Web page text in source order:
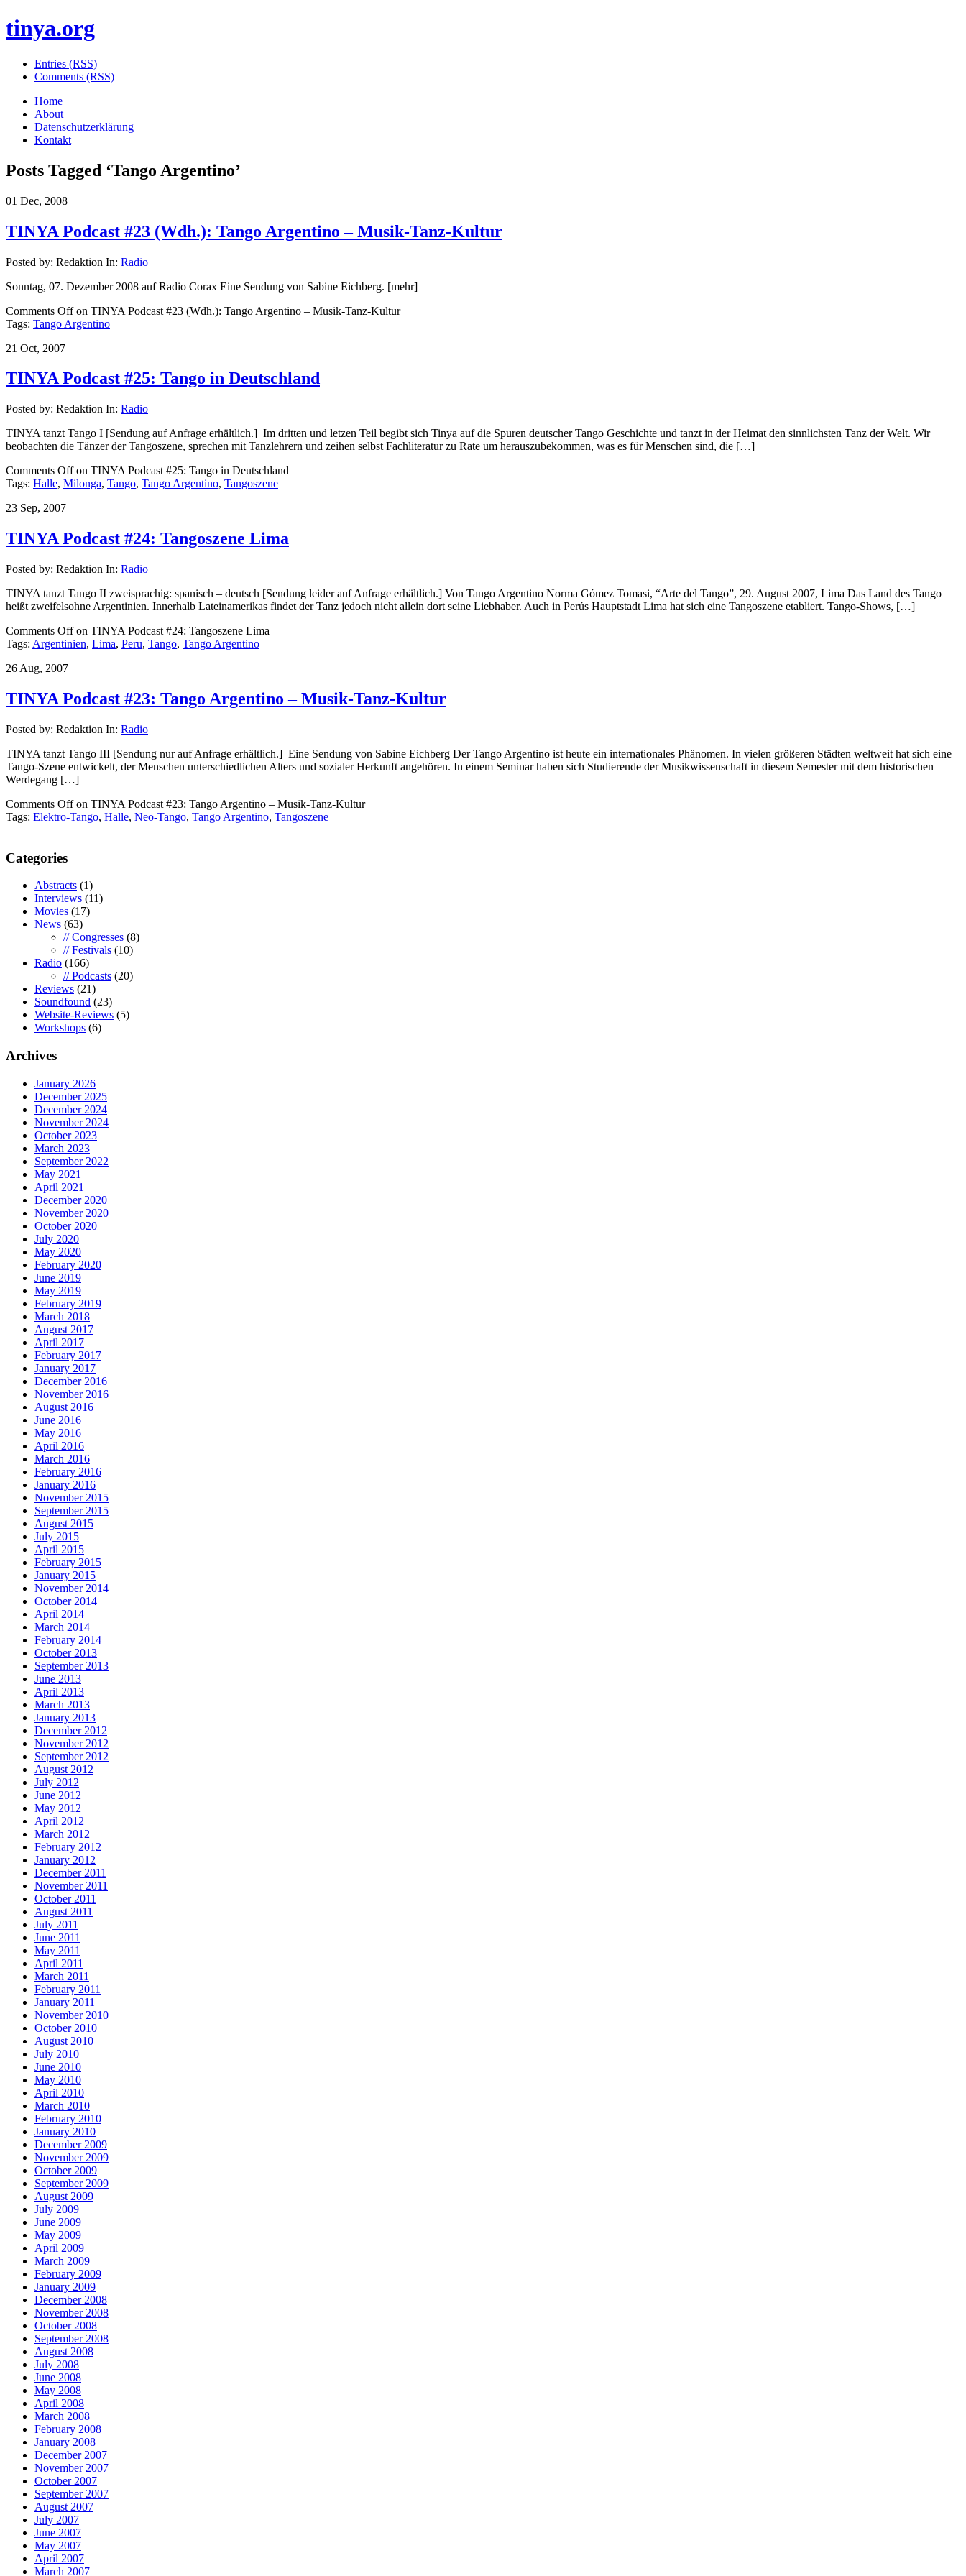
tinya.org
Entries (RSS)
Comments (RSS)
Home
About
Datenschutzerklärung
Kontakt
Posts Tagged ‘Tango Argentino’
01 Dec, 2008
TINYA Podcast #23 (Wdh.): Tango Argentino – Musik-Tanz-Kultur
Posted by: Redaktion In: Radio
Sonntag, 07. Dezember 2008 auf Radio Corax Eine Sendung von Sabine Eichberg. [mehr]
Comments Offon TINYA Podcast #23 (Wdh.): Tango Argentino – Musik-Tanz-Kultur
Tags: Tango Argentino
21 Oct, 2007
TINYA Podcast #25: Tango in Deutschland
Posted by: Redaktion In: Radio
TINYA tanzt Tango I [Sendung auf Anfrage erhältlich.] Im dritten und letzen Teil begibt sich Tinya auf die Spuren deutscher Tango Geschichte und tanzt in der Heimat den sinnlichsten Tanz der Welt. Wir
beobachten die Tänzer der Tangoszene, sprechen mit Tanzlehrern und zeihen selbst Fachliteratur zu Rate um herauszubekommen, was es für Menschen sind, die […]
Comments Offon TINYA Podcast #25: Tango in Deutschland
Tags: Halle, Milonga, Tango, Tango Argentino, Tangoszene
23 Sep, 2007
TINYA Podcast #24: Tangoszene Lima
Posted by: Redaktion In: Radio
TINYA tanzt Tango II zweisprachig: spanisch – deutsch [Sendung leider auf Anfrage erhältlich.] Von Tango Argentino Norma Gómez Tomasi, “Arte del Tango”, 29. August 2007, Lima Das Land des Tango
heißt zweifelsohne Argentinien. Innerhalb Lateinamerikas findet der Tanz jedoch nicht allein dort seine Liebhaber. Auch in Perús Hauptstadt Lima hat sich eine Tangoszene etabliert. Tango-Shows, […]
Comments Offon TINYA Podcast #24: Tangoszene Lima
Tags: Argentinien, Lima, Peru, Tango, Tango Argentino
26 Aug, 2007
TINYA Podcast #23: Tango Argentino – Musik-Tanz-Kultur
Posted by: Redaktion In: Radio
TINYA tanzt Tango III [Sendung nur auf Anfrage erhältlich.] Eine Sendung von Sabine Eichberg Der Tango Argentino ist heute ein internationales Phänomen. In vielen größeren Städten weltweit hat sich eine
Tango-Szene entwickelt, der Menschen unterschiedlichen Alters und sozialer Herkunft angehören. In einem Seminar haben sich Studierende der Musikwissenschaft in diesem Semester mit dem historischen
Werdegang […]
Comments Offon TINYA Podcast #23: Tango Argentino – Musik-Tanz-Kultur
Tags: Elektro-Tango, Halle, Neo-Tango, Tango Argentino, Tangoszene
Categories
Abstracts (1)
Interviews (11)
Movies (17)
News (63)
// Congresses (8)
// Festivals (10)
Radio (166)
// Podcasts (20)
Reviews (21)
Soundfound (23)
Website-Reviews (5)
Workshops (6)
Archives
January 2026
December 2025
December 2024
November 2024
October 2023
March 2023
September 2022
May 2021
April 2021
December 2020
November 2020
October 2020
July 2020
May 2020
February 2020
June 2019
May 2019
February 2019
March 2018
August 2017
April 2017
February 2017
January 2017
December 2016
November 2016
August 2016
June 2016
May 2016
April 2016
March 2016
February 2016
January 2016
November 2015
September 2015
August 2015
July 2015
April 2015
February 2015
January 2015
November 2014
October 2014
April 2014
March 2014
February 2014
October 2013
September 2013
June 2013
April 2013
March 2013
January 2013
December 2012
November 2012
September 2012
August 2012
July 2012
June 2012
May 2012
April 2012
March 2012
February 2012
January 2012
December 2011
November 2011
October 2011
August 2011
July 2011
June 2011
May 2011
April 2011
March 2011
February 2011
January 2011
November 2010
October 2010
August 2010
July 2010
June 2010
May 2010
April 2010
March 2010
February 2010
January 2010
December 2009
November 2009
October 2009
September 2009
August 2009
July 2009
June 2009
May 2009
April 2009
March 2009
February 2009
January 2009
December 2008
November 2008
October 2008
September 2008
August 2008
July 2008
June 2008
May 2008
April 2008
March 2008
February 2008
January 2008
December 2007
November 2007
October 2007
September 2007
August 2007
July 2007
June 2007
May 2007
April 2007
March 2007